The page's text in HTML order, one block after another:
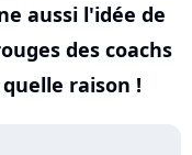
aussi l'idée de
des coachs
raison !